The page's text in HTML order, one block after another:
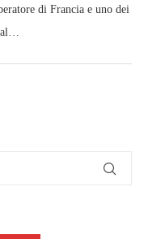
di Francia e uno dei
al…